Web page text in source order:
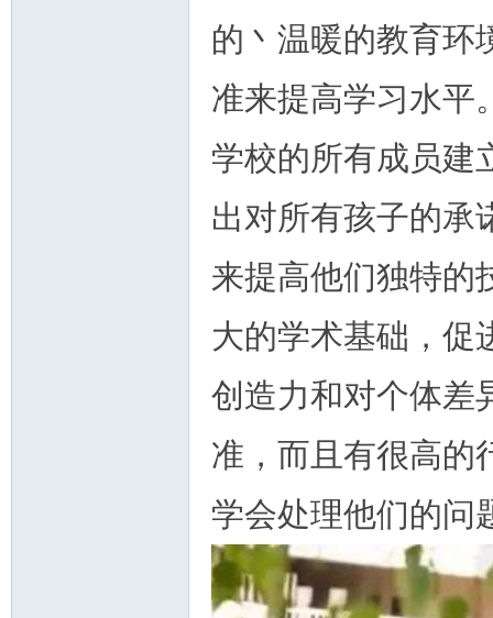
的丶温暖的教育环
准来提高学习水平
学校的所有成员建
出对所有孩子的承
来提高他们独特的
大的学术基础，促
创造力和对个体差
准，而且有很高的
学会处理他们的问